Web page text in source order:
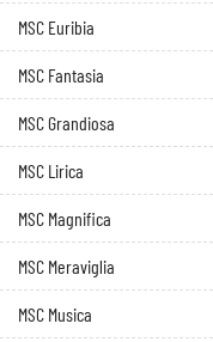
MSC Euribia
MSC Fantasia
MSC Grandiosa
MSC Lirica
MSC Magnifica
MSC Meraviglia
MSC Musica